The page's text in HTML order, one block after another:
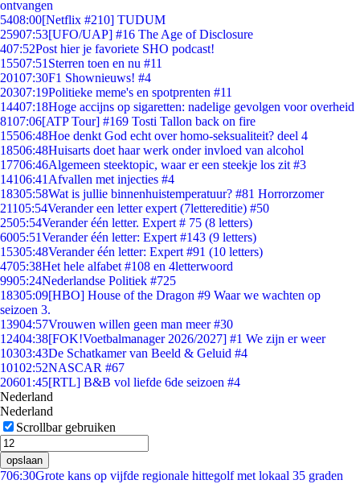
ontvangen
5408:00[Netflix #210] TUDUM
25907:53[UFO/UAP] #16 The Age of Disclosure
407:52Post hier je favoriete SHO podcast!
15507:51 Sterren toen en nu #11
20107:30F1 Shownieuws! #4
20307:19Politieke meme's en spotprenten #11
14407:18Hoge accijns op sigaretten: nadelige gevolgen voor overheid
8107:06[ATP Tour] #169 Tosti Tallon back on fire
15506:48Hoe denkt God echt over homo-seksualiteit? deel 4
18506:48Huisarts doet haar werk onder invloed van alcohol
17706:46Algemeen steektopic, waar er een steekje los zit #3
14106:41 Afvallen met injecties #4
18305:58Wat is jullie binnenhuistemperatuur? #81 Horrorzomer
21105:54Verander een letter expert (7lettereditie) #50
2505:54Verander één letter. Expert # 75 (8 letters)
6005:51Verander één letter: Expert #143 (9 letters)
15305:48Verander één letter: Expert #91 (10 letters)
4705:38Het hele alfabet #108 en 4letterwoord
9905:24Nederlandse Politiek #725
18305:09[HBO] House of the Dragon #9 Waar we wachten op
seizoen 3.
13904:57Vrouwen willen geen man meer #30
12404:38[FOK!Voetbalmanager 2026/2027] #1 We zijn er weer
10303:43De Schatkamer van Beeld & Geluid #4
10102:52NASCAR #67
20601:45[RTL] B&B vol liefde 6de seizoen #4
Nederland
Nederland
Scrollbar gebruiken
opslaan
706:30Grote kans op vijfde regionale hittegolf met lokaal 35 graden